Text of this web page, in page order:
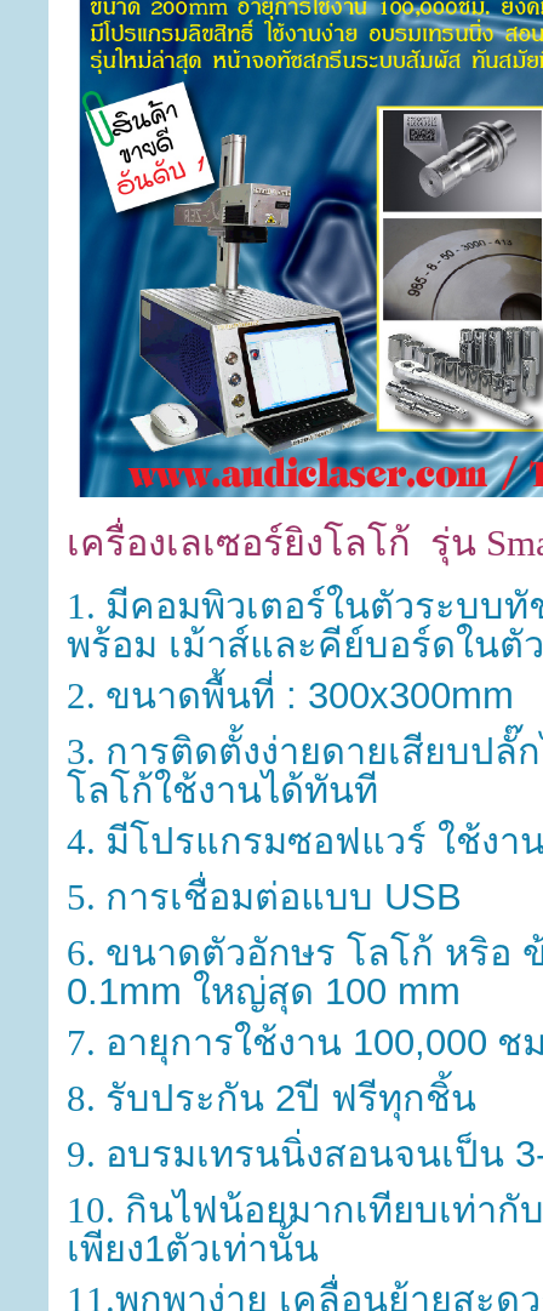
เครื่องเลเซอร์ยิงโลโก้ รุ่น
1. มีคอมพิวเตอร์ในตัวระบบทั
พร้อม เม้าส์และคีย์บอร์ดในตัว
2. ขนาดพื้นที่ : 300x300mm
3. การติดตั้งง่ายดายเสียบปลั๊
โลโก้ใช้งานได้ทันที
4. มีโปรแกรมซอฟแวร์ ใช้งา
5. การเชื่อมต่อแบบ USB
6. ขนาดตัวอักษร โลโก้ หริอ
0.1mm ใหญ่สุด 100 mm
7. อายุการใช้งาน 100,000 ช
8. รับประกัน 2ปี ฟรีทุกชิ้น
9. อบรมเทรนนิ่งสอนจนเป็น
10. กินไฟน้อยมากเทียบเท่ากั
เพียง1ตัวเท่านั้น
11.พกพาง่าย เคลื่อนย้ายสะด